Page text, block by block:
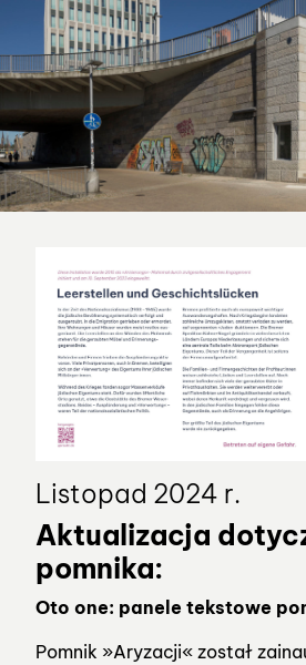
Listopad 2024 r.
Aktualizacja
pomnika:
Oto one: panele tekstowe
Pomnik »Aryzacji« został